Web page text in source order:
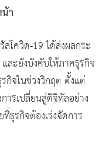
า
โควิด-19 ได้ส่งผลกระ
ละยังบังคับให้ภาคธุรกิจ
กิจในช่วงวิกฤต ตั้งแต่
ารเปลี่ยนสู่ดิจิทัลอย่าง
ธุรกิจต้องเร่งจัดการ